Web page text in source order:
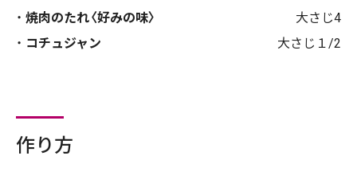
焼肉のたれ〈好みの味〉
大さじ4
コチュジャン
大さじ１/2
作り方